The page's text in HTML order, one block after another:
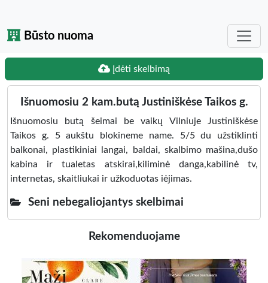
Būsto nuoma
Įdėti skelbimą
Išnuomosiu 2 kam.butą Justiniškėse Taikos g.
Išnuomosiu butą šeimai be vaikų Vilniuje Justiniškėse
Taikos g. 5 aukštu blokineme name. 5/5 du užstiklinti
balkonai, plastikiniai langai, baldai, skalbimo mašina,dušo
kabina ir tualetas atskirai,kiliminė danga,kabilinė tv,
internetas, skaitliukai ir užkoduotas iėjimas.
Seni nebegaliojantys skelbimai
Rekomenduojame